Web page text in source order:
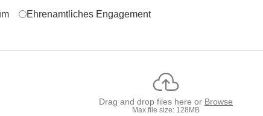
Ehrenamtliches Engagement
Drag and drop files here or Browse
Max file size: 128MB